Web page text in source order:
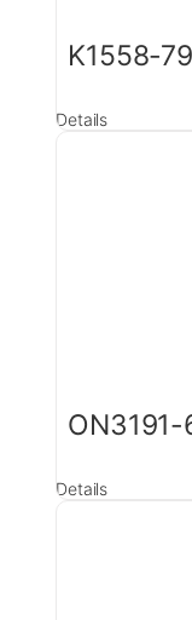
K1558-
Details
Details